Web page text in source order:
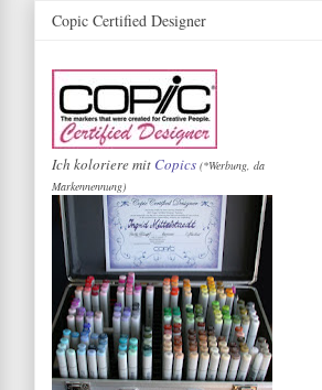
Copic Certified Designer
Ich koloriere mit Copics (*Werbung, da
Markennennung)